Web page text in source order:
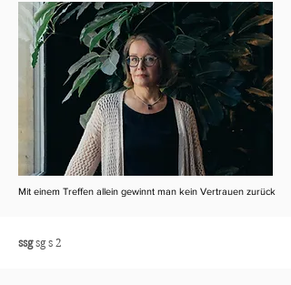
Mit einem Treffen allein gewinnt man kein Vertrauen zurück
ssgsg s 2